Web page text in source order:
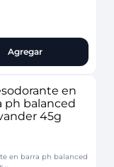
Agregar
en barra ph balanced